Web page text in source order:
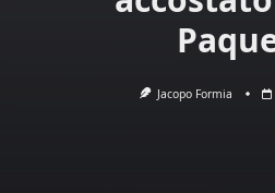
Jacopo Formia